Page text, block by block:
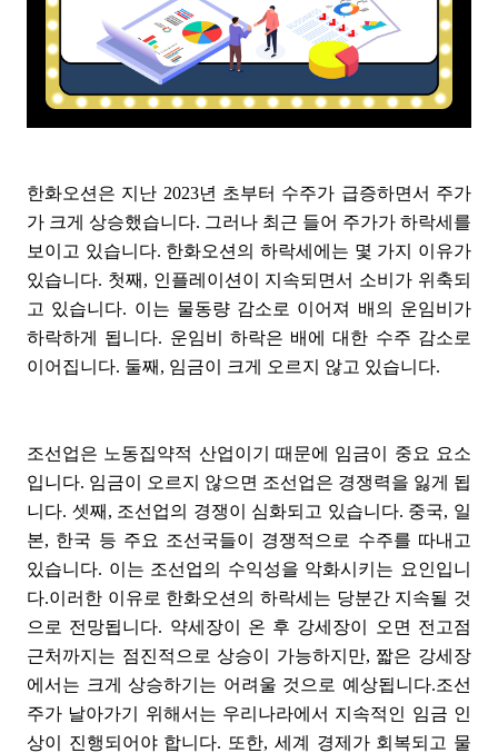
한화오션은 지난 2023년 초부터 수주가 급증하면서 주가
가 크게 상승했습니다. 그러나 최근 들어 주가가 하락세를
보이고 있습니다. 한화오션의 하락세에는 몇 가지 이유가
있습니다. 첫째, 인플레이션이 지속되면서 소비가 위축되
고 있습니다. 이는 물동량 감소로 이어져 배의 운임비가
하락하게 됩니다. 운임비 하락은 배에 대한 수주 감소로
이어집니다. 둘째, 임금이 크게 오르지 않고 있습니다.
조선업은 노동집약적 산업이기 때문에 임금이 중요 요소
입니다. 임금이 오르지 않으면 조선업은 경쟁력을 잃게 됩
니다. 셋째, 조선업의 경쟁이 심화되고 있습니다. 중국, 일
본, 한국 등 주요 조선국들이 경쟁적으로 수주를 따내고
있습니다. 이는 조선업의 수익성을 악화시키는 요인입니
다.이러한 이유로 한화오션의 하락세는 당분간 지속될 것
으로 전망됩니다. 약세장이 온 후 강세장이 오면 전고점
근처까지는 점진적으로 상승이 가능하지만, 짧은 강세장
에서는 크게 상승하기는 어려울 것으로 예상됩니다.조선
주가 날아가기 위해서는 우리나라에서 지속적인 임금 인
상이 진행되어야 합니다. 또한, 세계 경제가 회복되고 물